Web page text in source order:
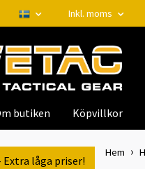
Inkl. moms
butiken Köpvillkor
Extra låga priser!
Hem